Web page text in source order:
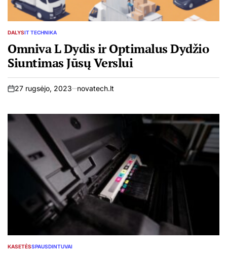
POSTED
DALYSIT TECHNIKA
Omniva L Dydis ir Optimalus Dydžio
Siuntimas Jūsų Verslui
on
27 rugsėjo, 2023 novatech.lt
POSTED
KASETĖSSPAUSDINTUVAI